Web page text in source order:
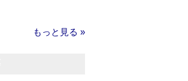
もっと見る »